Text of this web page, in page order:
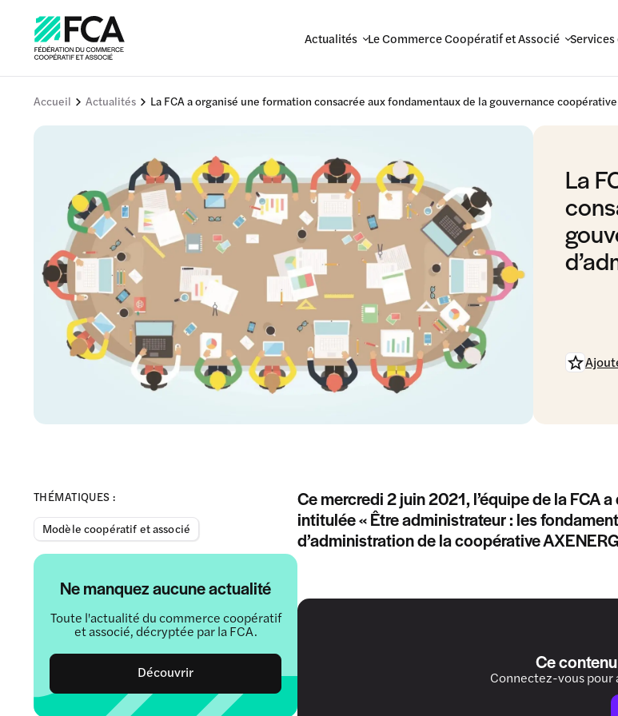
Actualités Le Commerce Coopératif et Associé
Accueil Actualités La FCA a organisé une formation consacrée aux fondamentaux de la gouvernance
La
THÉMATIQUES :
Modèle coopératif et associé
Ne manquez aucune actualité
Toute l'actualité du commerce coopératif
et associé, décryptée par la FCA.
Découvrir
Ce mercredi 2 juin 2021, l’équipe de la FCA
intitulée « Être administrateur : les
d’administration de la coopérative
Ce
Connectez-vous pour